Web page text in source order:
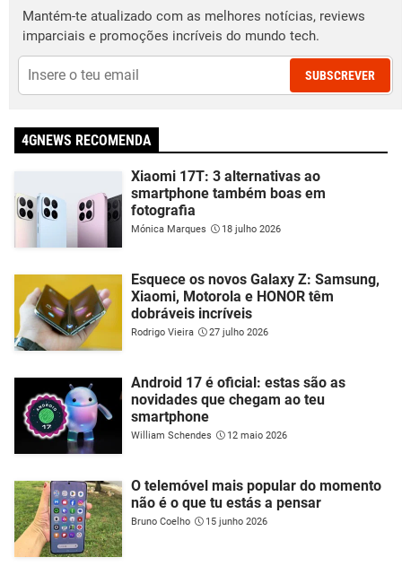
Mantém-te atualizado com as melhores notícias, reviews
imparciais e promoções incríveis do mundo tech.
SUBSCREVER
4GNEWS RECOMENDA
Xiaomi 17T: 3 alternativas ao
smartphone também boas em
fotografia
Mónica Marques 18 julho 2026
Esquece os novos Galaxy Z: Samsung,
Xiaomi, Motorola e HONOR têm
dobráveis incríveis
Rodrigo Vieira 27 julho 2026
Android 17 é oficial: estas são as
novidades que chegam ao teu
smartphone
William Schendes 12 maio 2026
O telemóvel mais popular do momento
não é o que tu estás a pensar
Bruno Coelho 15 junho 2026